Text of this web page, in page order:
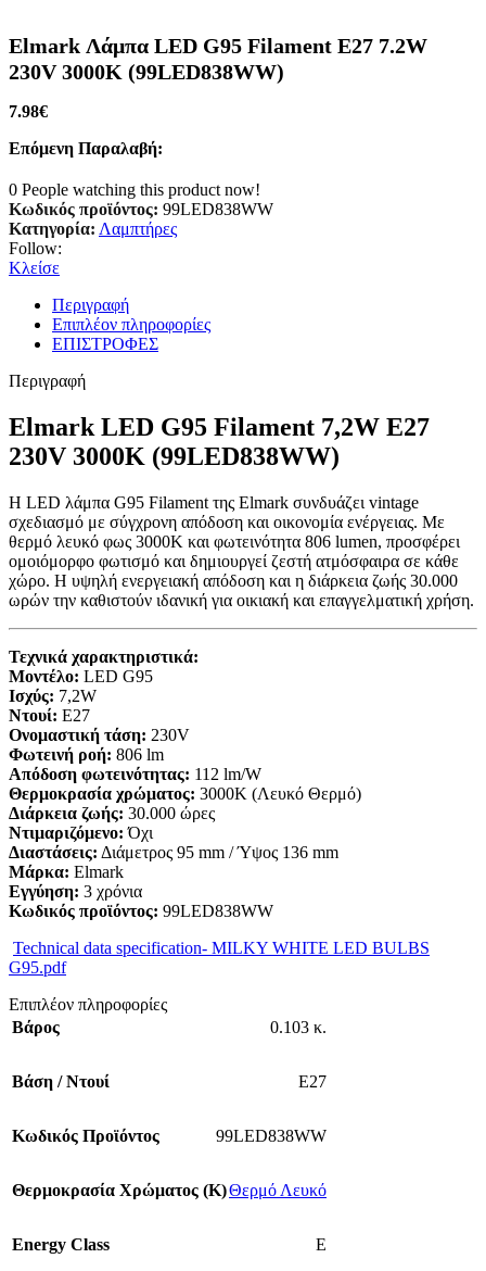
Elmark Λάμπα LED G95 Filament E27 7.2W
230V 3000K (99LED838WW)
7.98€
Επόμενη Παραλαβή:
0 People watching this product now!
Κωδικός προϊόντος: 99LED838WW
Κατηγορία: Λαμπτήρες
Follow:
Κλείσε
Περιγραφή
Επιπλέον πληροφορίες
ΕΠΙΣΤΡΟΦΕΣ
Περιγραφή
Elmark LED G95 Filament 7,2W E27
230V 3000K (99LED838WW)
Η LED λάμπα G95 Filament της Elmark συνδυάζει vintage
σχεδιασμό με σύγχρονη απόδοση και οικονομία ενέργειας. Με
θερμό λευκό φως 3000K και φωτεινότητα 806 lumen, προσφέρει
ομοιόμορφο φωτισμό και δημιουργεί ζεστή ατμόσφαιρα σε κάθε
χώρο. Η υψηλή ενεργειακή απόδοση και η διάρκεια ζωής 30.000
ωρών την καθιστούν ιδανική για οικιακή και επαγγελματική χρήση.
Τεχνικά χαρακτηριστικά:
Μοντέλο: LED G95
Ισχύς: 7,2W
Ντουί: E27
Ονομαστική τάση: 230V
Φωτεινή ροή: 806 lm
Απόδοση φωτεινότητας: 112 lm/W
Θερμοκρασία χρώματος: 3000K (Λευκό Θερμό)
Διάρκεια ζωής: 30.000 ώρες
Ντιμαριζόμενο: Όχι
Διαστάσεις: Διάμετρος 95 mm / Ύψος 136 mm
Μάρκα: Elmark
Εγγύηση: 3 χρόνια
Κωδικός προϊόντος: 99LED838WW
Technical data specification- MILKY WHITE LED BULBS
G95.pdf
Επιπλέον πληροφορίες
Βάρος
0.103 κ.
Βάση / Ντουί E27
Κωδικός Προϊόντος 99LED838WW
Θερμοκρασία Χρώματος (Κ)Θερμό Λευκό
Energy Class E